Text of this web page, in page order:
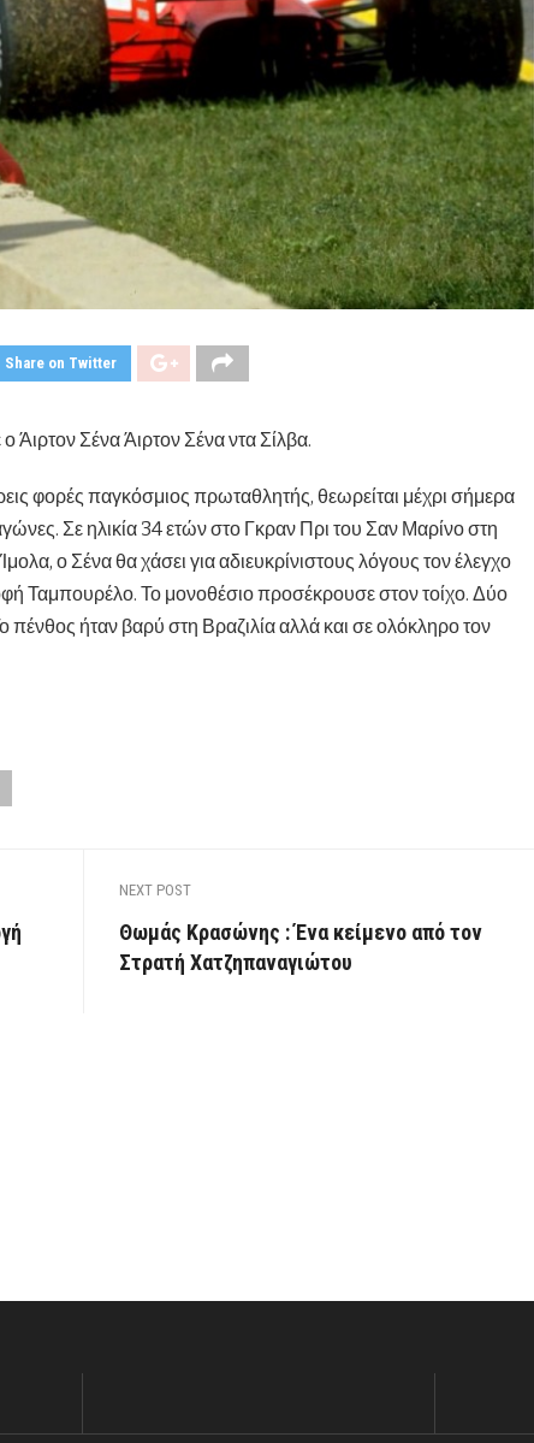
Share on Twitter
Άιρτον Σένα Άιρτον Σένα ντα Σίλβα.
φορές παγκόσμιος πρωταθλητής, θεωρείται μέχρι σήμερα
Σε ηλικία 34 ετών στο Γκραν Πρι του Σαν Μαρίνο στη
ο Σένα θα χάσει για αδιευκρίνιστους λόγους τον έλεγχο
Ταμπουρέλο. Το μονοθέσιο προσέκρουσε στον τοίχο. Δύο
ήταν βαρύ στη Βραζιλία αλλά και σε ολόκληρο τον
NEXT POST
Θωμάς Κρασώνης : Ένα κείμενο από τον
Στρατή Χατζηπαναγιώτου